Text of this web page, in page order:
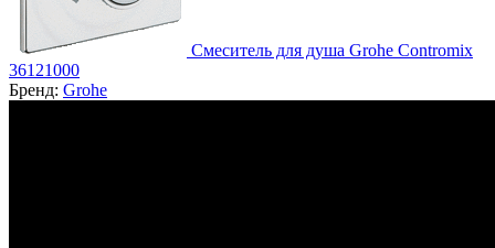
Смеситель для душа Grohe Contromix
36121000
Бренд: Grohe